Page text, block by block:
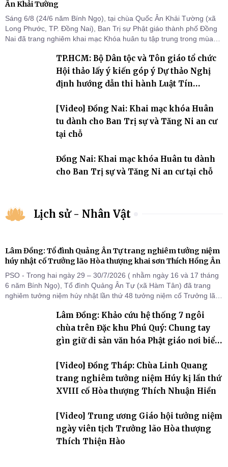
Ân Khải Tường
Sáng 6/8 (24/6 năm Bính Ngọ), tại chùa Quốc Ân Khải Tường (xã
Long Phước, TP. Đồng Nai), Ban Trị sự Phật giáo thành phố Đồng
Nai đã trang nghiêm khai mạc Khóa huân tu tập trung trong mùa
chỗ khu vực VII, VIII và trường hạ chùa Quốc Ân Khải Tường.
TP.HCM: Bộ Dân tộc và Tôn giáo tổ chức
Hội thảo lấy ý kiến góp ý Dự thảo Nghị
định hướng dẫn thi hành Luật Tín
[Video] Đồng Nai: Khai mạc khóa Huân
tu dành cho Ban Trị sự và Tăng Ni an cư
tại chỗ
Đồng Nai: Khai mạc khóa Huân tu dành
cho Ban Trị sự và Tăng Ni an cư tại chỗ
Lịch sử - Nhân Vật
Lâm Đồng: Tổ đình Quảng Ân Tự trang nghiêm tưởng niệm
húy nhật cố Trưởng lão Hòa thượng khai sơn Thích Hồng Ân
PSO - Trong hai ngày 29 – 30/7/2026 ( nhằm ngày 16 và 17 tháng
6 năm Bính Ngọ), Tổ đình Quảng Ân Tự (xã Hàm Tân) đã trang
nghiêm tưởng niệm húy nhật lần thứ 48 tưởng niệm cố Trưởng lão
Chư Tôn đức Tăng Ni, môn đồ pháp quyến cùng đông đảo thiện tín
Phật tử đã đồng vân tập về đạo tràng, th
Lâm Đồng: Khảo cứu hệ thống 7 ngôi
chùa trên Đặc khu Phú Quý: Chung tay
gìn giữ di sản văn hóa Phật giáo nơi biển
[Video] Đồng Tháp: Chùa Linh Quang
trang nghiêm tưởng niệm Húy kị lần thứ
XVIII cố Hòa thượng Thích Nhuận Hiền
[Video] Trung ương Giáo hội tưởng niệm
ngày viên tịch Trưởng lão Hòa thượng
Thích Thiện Hào